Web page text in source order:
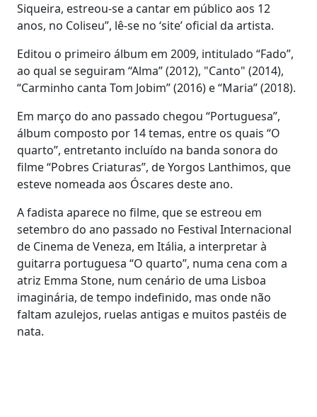
Siqueira, estreou-se a cantar em público aos 12
anos, no Coliseu”, lê-se no ‘site’ oficial da artista.
Editou o primeiro álbum em 2009, intitulado “Fado”,
ao qual se seguiram “Alma” (2012), "Canto" (2014),
“Carminho canta Tom Jobim” (2016) e “Maria” (2018).
Em março do ano passado chegou “Portuguesa”,
álbum composto por 14 temas, entre os quais “O
quarto”, entretanto incluído na banda sonora do
filme “Pobres Criaturas”, de Yorgos Lanthimos, que
esteve nomeada aos Óscares deste ano.
A fadista aparece no filme, que se estreou em
setembro do ano passado no Festival Internacional
de Cinema de Veneza, em Itália, a interpretar à
guitarra portuguesa “O quarto”, numa cena com a
atriz Emma Stone, num cenário de uma Lisboa
imaginária, de tempo indefinido, mas onde não
faltam azulejos, ruelas antigas e muitos pastéis de
nata.